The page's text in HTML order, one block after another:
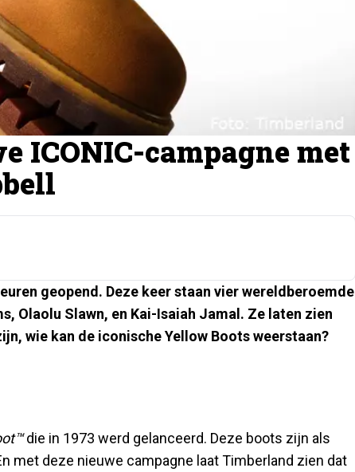
ICONIC-campagne met
geopend. Deze keer staan vier wereldberoemde
Olaolu Slawn, en Kai-Isaiah Jamal. Ze laten zien
wie kan de iconische Yellow Boots weerstaan?
die in 1973 werd gelanceerd. Deze boots zijn als
met deze nieuwe campagne laat Timberland zien dat